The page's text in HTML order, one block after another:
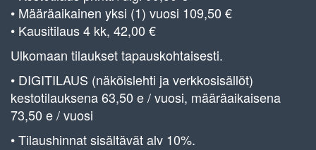
• Määräaikainen yksi (1) vuosi 109,50 €
• Kausitilaus 4 kk, 42,00 €
Ulkomaan tilaukset tapauskohtaisesti.
• DIGITILAUS (näköislehti ja verkkosisällöt)
kestotilauksena 63,50 e / vuosi, määräaikaisena
73,50 e / vuosi
• Tilaushinnat sisältävät alv 10%.